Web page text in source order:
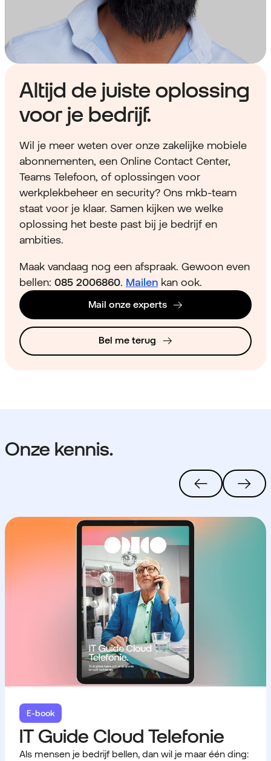
Altijd de juiste oplossing
voor je bedrijf.
Wil je meer weten over onze zakelijke mobiele
abonnementen, een Online Contact Center,
Teams Telefoon, of oplossingen voor
werkplekbeheer en security? Ons mkb-team
staat voor je klaar. Samen kijken we welke
oplossing het beste past bij je bedrijf en
ambities.
Maak vandaag nog een afspraak. Gewoon even
bellen: 085 2006860. Mailen kan ook.
Mail onze experts
Bel me terug
Onze kennis.
E-book
IT Guide Cloud Telefonie
Als mensen je bedrijf bellen, dan wil je maar één ding: